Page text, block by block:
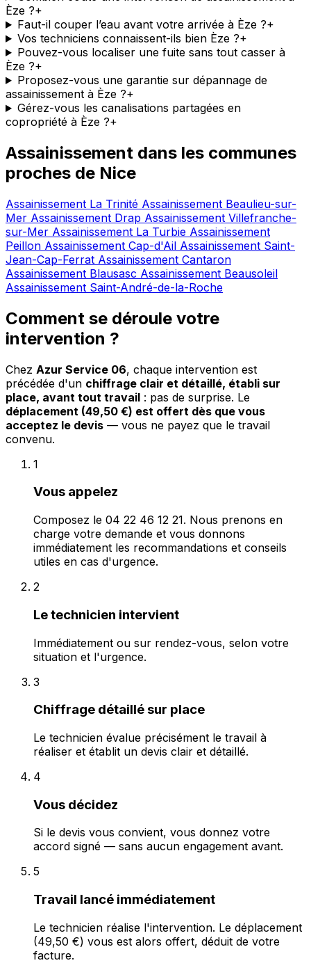
Èze ?+
Faut-il couper l’eau avant votre arrivée à Èze ?+
Vos techniciens connaissent-ils bien Èze ?+
Pouvez-vous localiser une fuite sans tout casser à
Èze ?+
Proposez-vous une garantie sur dépannage de
assainissement à Èze ?+
Gérez-vous les canalisations partagées en
copropriété à Èze ?+
Assainissement dans les communes
proches de Nice
Assainissement La Trinité Assainissement Beaulieu-sur-
Mer Assainissement Drap Assainissement Villefranche-
sur-Mer Assainissement La Turbie Assainissement
Peillon Assainissement Cap-d'Ail Assainissement Saint-
Jean-Cap-Ferrat Assainissement Cantaron
Assainissement Blausasc Assainissement Beausoleil
Assainissement Saint-André-de-la-Roche
Comment se déroule votre
intervention ?
Chez Azur Service 06, chaque intervention est
précédée d'un chiffrage clair et détaillé, établi sur
place, avant tout travail : pas de surprise. Le
déplacement (49,50 €) est offert dès que vous
acceptez le devis — vous ne payez que le travail
convenu.
1
Vous appelez
Composez le 04 22 46 12 21. Nous prenons en
charge votre demande et vous donnons
immédiatement les recommandations et conseils
utiles en cas d'urgence.
2
Le technicien intervient
Immédiatement ou sur rendez-vous, selon votre
situation et l'urgence.
3
Chiffrage détaillé sur place
Le technicien évalue précisément le travail à
réaliser et établit un devis clair et détaillé.
4
Vous décidez
Si le devis vous convient, vous donnez votre
accord signé — sans aucun engagement avant.
5
Travail lancé immédiatement
Le technicien réalise l'intervention. Le déplacement
(49,50 €) vous est alors offert, déduit de votre
facture.